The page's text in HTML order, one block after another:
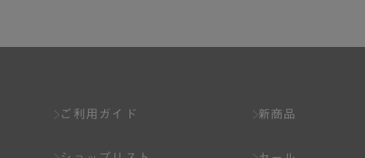
ご利用ガイド 新商品